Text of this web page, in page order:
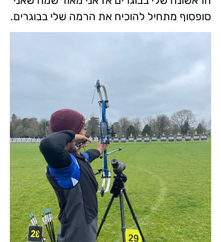
סופסוף מתחיל להוכיח את הרמה שלי בבוגרים.